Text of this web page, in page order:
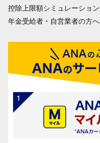
控除上限額シミュレーション
年金受給者・自営業者の方へ